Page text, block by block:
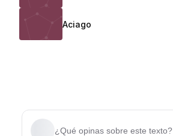
Aciago
¿Qué opinas sobre este texto?